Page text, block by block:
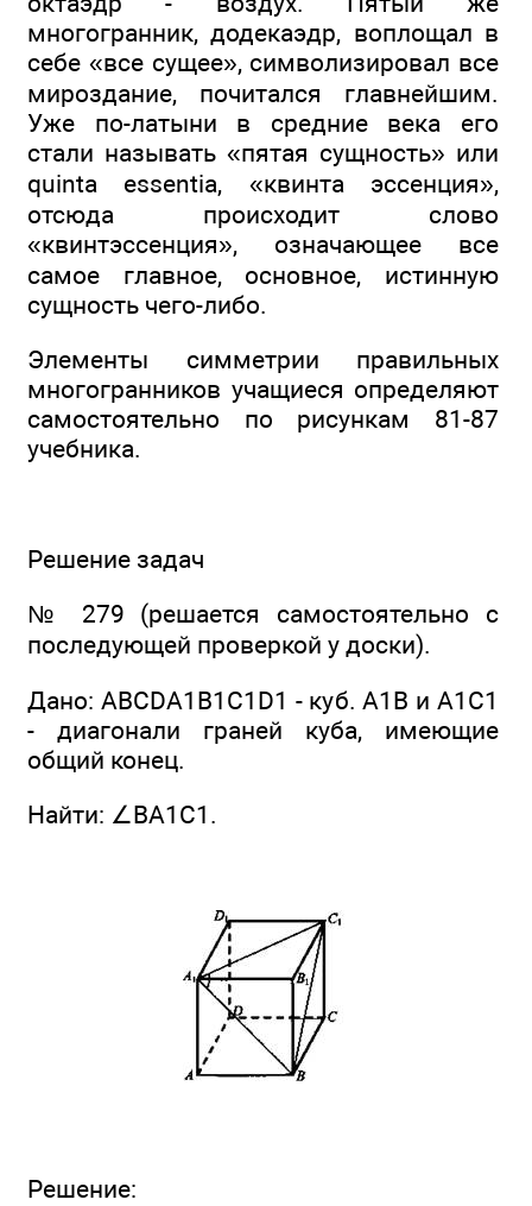
многогранник, додекаэдр, воплощал в
себе «все сущее», символизировал все
мироздание, почитался главнейшим.
Уже по-латыни в средние века его
стали называть «пятая сущность» или
quinta essentia, «квинта эссенция»,
отсюда происходит слово
«квинтэссенция», означающее все
самое главное, основное, истинную
сущность чего-либо.
Элементы симметрии правильных
многогранников учащиеся определяют
самостоятельно по рисункам 81-87
учебника.
Решение задач
№ 279 (решается самостоятельно с
последующей проверкой у доски).
Дано: ABCDA1B1C1D1 - куб. А1В и A1C1
- диагонали граней куба, имеющие
общий конец.
Найти: ∠ВА1С1.
Решение: